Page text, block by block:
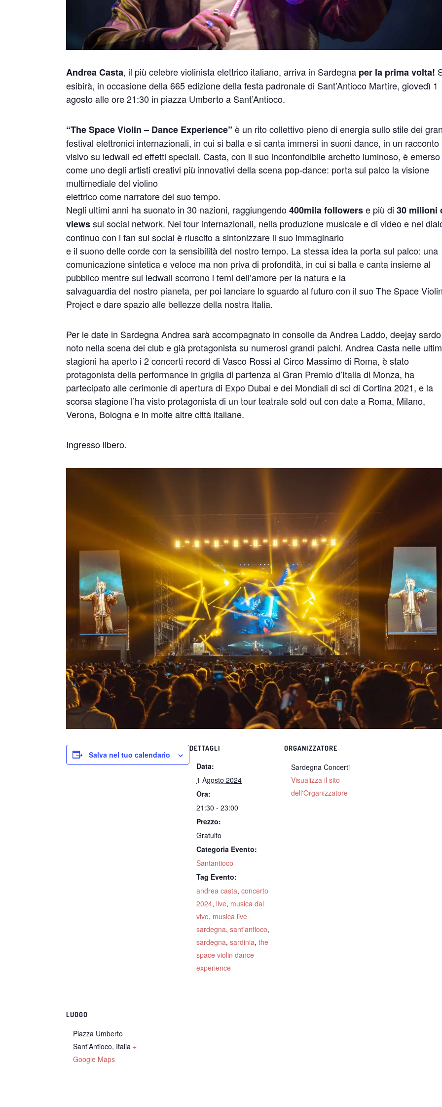
Andrea Casta, il più celebre violinista elettrico italiano, arriva in Sardegna per la prima volta!
esibirà, in occasione della 665 edizione della festa padronale di Sant’Antioco Martire, giovedì 1
agosto alle ore 21:30 in piazza Umberto a Sant’Antioco.
“The Space Violin – Dance Experience” è un rito collettivo pieno di energia sullo stile dei
festival elettronici internazionali, in cui si balla e si canta immersi in suoni dance, in un racconto
visivo su ledwall ed effetti speciali. Casta, con il suo inconfondibile archetto luminoso, è emerso
come uno degli artisti creativi più innovativi della scena pop-dance: porta sul palco la visione
multimediale del violino
elettrico come narratore del suo tempo.
Negli ultimi anni ha suonato in 30 nazioni, raggiungendo400mila followerse più di30 milioni
viewssui social network. Nei tour internazionali, nella produzione musicale e di video e nel
continuo con i fan sui social è riuscito a sintonizzare il suo immaginario
e il suono delle corde con la sensibilità del nostro tempo. La stessa idea la porta sul palco: una
comunicazione sintetica e veloce ma non priva di profondità, in cui si balla e canta insieme al
pubblico mentre sui ledwall scorrono i temi dell’amore per la natura e la
salvaguardia del nostro pianeta, per poi lanciare lo sguardo al futuro con il suo The Space Violin
Project e dare spazio alle bellezze della nostra Italia.
Per le date in Sardegna Andrea sarà accompagnato in consolle da Andrea Laddo, deejay sardo
noto nella scena dei club e già protagonista su numerosi grandi palchi. Andrea Casta nelle
stagioni ha aperto i 2 concerti record di Vasco Rossi al Circo Massimo di Roma, è stato
protagonista della performance in griglia di partenza al Gran Premio d’Italia di Monza, ha
partecipato alle cerimonie di apertura di Expo Dubai e dei Mondiali di sci di Cortina 2021, e la
scorsa stagione l’ha visto protagonista di un tour teatrale sold out con date a Roma, Milano,
Verona, Bologna e in molte altre città italiane.
Ingresso libero.
Salva nel tuo calendario
DETTAGLI
Data:
1 Agosto 2024
Ora:
21:30 - 23:00
Prezzo:
Gratuito
Categoria Evento:
Santantioco
Tag Evento:
andrea casta,concerto
2024, live, musica dal
vivo, musica live
sardegna,sant'antioco,
sardegna,sardinia,the
space violin dance
experience
ORGANIZZATORE
Sardegna Concerti
Visualizza il sito
dell'Organizzatore
LUOGO
Piazza Umberto
Sant'Antioco, Italia +
Google Maps